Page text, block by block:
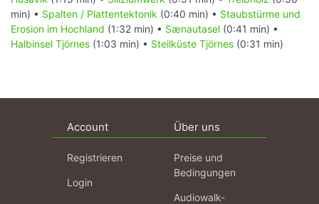
min) • Spalten / Plattentektonik (0:40 min) • Staubstürme und
Erosion im Hochland (1:32 min) • Sænautasel (0:41 min) •
Halbinsel Tjörnes (1:03 min) • Steilküste Tjörnes (0:31 min)
Account
Registrieren
Login
Über uns
Preise und
Bedingungen
Audiowalk-